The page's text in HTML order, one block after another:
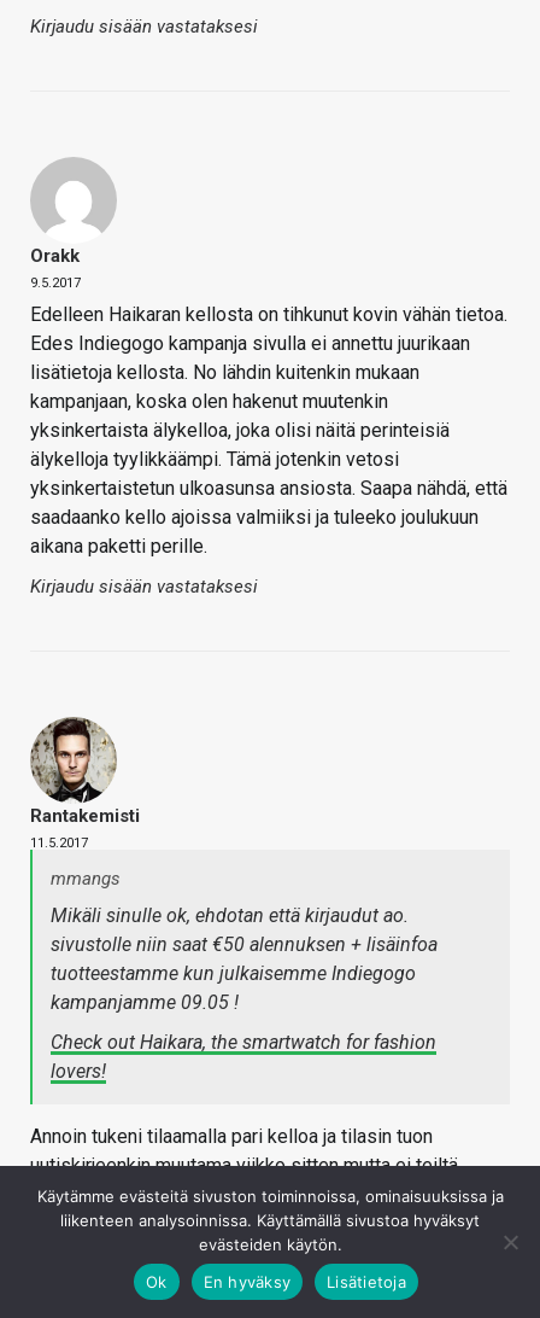
Kirjaudu sisään vastataksesi
Orakk
9.5.2017
Edelleen Haikaran kellosta on tihkunut kovin vähän tietoa.
Edes Indiegogo kampanja sivulla ei annettu juurikaan
lisätietoja kellosta. No lähdin kuitenkin mukaan
kampanjaan, koska olen hakenut muutenkin
yksinkertaista älykelloa, joka olisi näitä perinteisiä
älykelloja tyylikkäämpi. Tämä jotenkin vetosi
yksinkertaistetun ulkoasunsa ansiosta. Saapa nähdä, että
saadaanko kello ajoissa valmiiksi ja tuleeko joulukuun
aikana paketti perille.
Kirjaudu sisään vastataksesi
Rantakemisti
11.5.2017
mmangs
Mikäli sinulle ok, ehdotan että kirjaudut ao.
sivustolle niin saat €50 alennuksen + lisäinfoa
tuotteestamme kun julkaisemme Indiegogo
kampanjamme 09.05 !
Check out Haikara, the smartwatch for fashion
lovers!
Annoin tukeni tilaamalla pari kelloa ja tilasin tuon
uutiskirjeenkin muutama viikko sitten mutta ei teiltä
mitään sähköpostia tullut. Muistin koko kellon vasta eilen
julkaistun IO-Techin artikkelin pohjalta.
Tuo -50€ alennus varmaan viittaa vain Indiegogon "early
bird"-hintoihin?
Käytämme evästeitä sivuston toiminnoissa, ominaisuuksissa ja
liikenteen analysoinnissa. Käyttämällä sivustoa hyväksyt
evästeiden käytön.
Ok
En hyväksy Lisätietoja